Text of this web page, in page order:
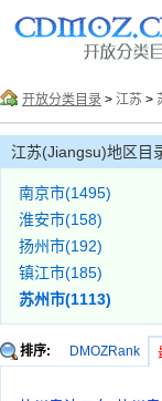
开放分类目录 > 江苏 >
江苏(Jiangsu)地区目
南京市(1495)
淮安市(158)
扬州市(192)
镇江市(185)
苏州市(1113)
排序: DMOZRank